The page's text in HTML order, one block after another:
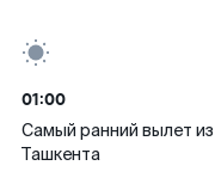
01:00
Самый ранний вылет из
Ташкента